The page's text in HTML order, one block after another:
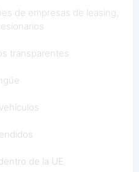
de empresas de leasing,
transparentes
de la UE